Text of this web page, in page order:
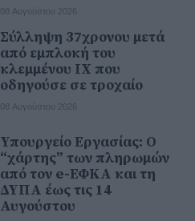
08 Αυγούστου 2026
Σύλληψη 37χρονου μετά
από εμπλοκή του
κλεμμένου ΙΧ που
οδηγούσε σε τροχαίο
08 Αυγούστου 2026
Υπουργείο Εργασίας: Ο
“χάρτης” των πληρωμών
από τον e-ΕΦΚΑ και τη
ΔΥΠΑ έως τις 14
Αυγούστου